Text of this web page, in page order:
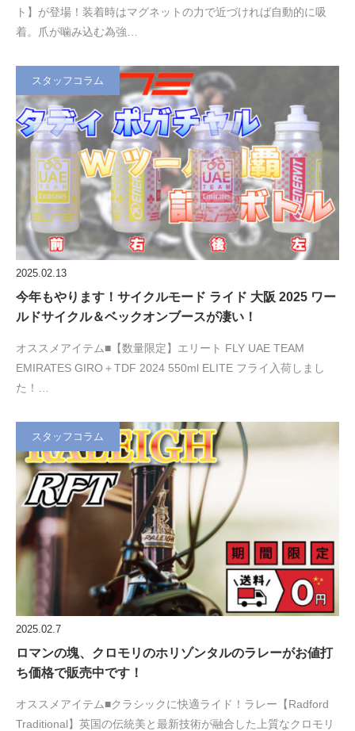
ト】が登場！装着時はマグネットの力で近づければ自動的に吸
着。爪が噛み込む為強…
スタッフコラム
2025.02.13
今年もやります！サイクルモード ライド 大阪 2025 ワー
ルドサイクル＆ベックオンブースが凄い！
オススメアイテム■【数量限定】エリート FLY UAE TEAM
EMIRATES GIRO＋TDF 2024 550ml ELITE フライ入荷しまし
た！…
スタッフコラム
2025.02.7
ロマンの塊、クロモリのホリゾンタルのラレーがお値打
ち価格で販売中です！
オススメアイテム■クラシックに快適ライド！ラレー【Radford
Traditional】英国の伝統美と最新技術が融合した上質なクロモリ